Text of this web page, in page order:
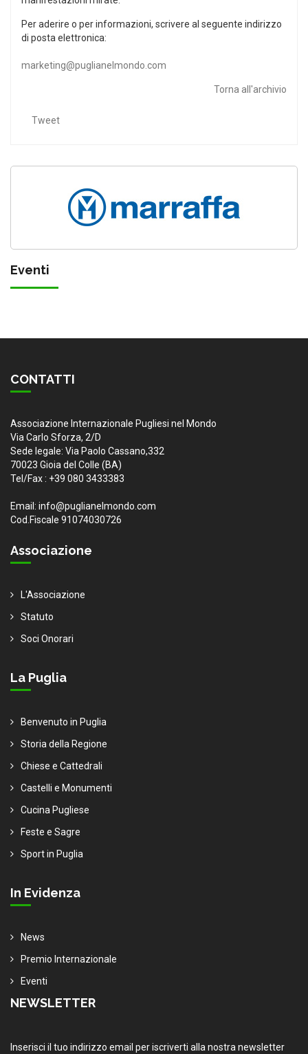
Per aderire o per informazioni, scrivere al seguente indirizzo
di posta elettronica:
marketing@puglianelmondo.com
Torna all'archivio
Tweet
Eventi
CONTATTI
Associazione Internazionale Pugliesi nel Mondo
Via Carlo Sforza, 2/D
Sede legale: Via Paolo Cassano,332
70023 Gioia del Colle (BA)
Tel/Fax : +39 080 3433383
Email: info@puglianelmondo.com
Cod.Fiscale 91074030726
Associazione
L'Associazione
Statuto
Soci Onorari
La Puglia
Benvenuto in Puglia
Storia della Regione
Chiese e Cattedrali
Castelli e Monumenti
Cucina Pugliese
Feste e Sagre
Sport in Puglia
In Evidenza
News
Premio Internazionale
Eventi
NEWSLETTER
Inserisci il tuo indirizzo email per iscriverti alla nostra newsletter